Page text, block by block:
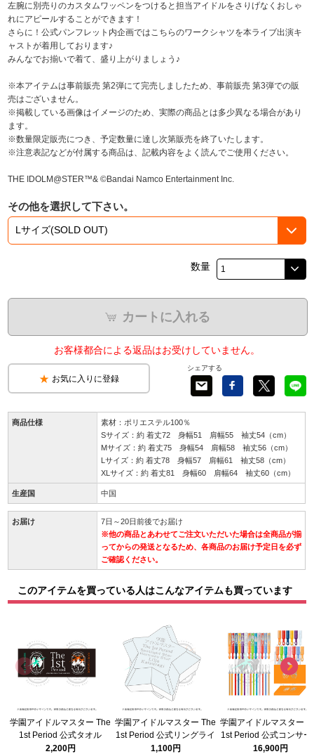
ラブライブ！
ラブライブ！サンシャイン‼
ラブライブ！スーパースター!!
アイドリッシュセブン
左腕に別売りのカスタムワッペンをつけると担当アイドルをさりげなくおしゃ
れにアピールすることができます！
さらに！公式パンフレット内企画ではこちらのワークシャツを本ライブ出演キ
ャストが着用しております♪
みんなでお揃いで着て、盛り上がりましょう♪
※本アイテムは事前販売 第2弾にて完売しましたため、事前販売 第3弾での販
売はございません。
※掲載している画像はイメージのため、実際の商品とは多少異なる場合があり
ます。
※数量限定販売につき、予定数量に達し次第販売を終了いたします。
※注意表記などが付属する商品は、記載内容をよく読んでご使用ください。
THE IDOLM@STER™& ©Bandai Namco Entertainment Inc.
その他を選択して下さい。
数量
カートに入れる
お客様都合による返品はお受けしていません。
お気に入りに登録
シェアする
商品仕様
素材：ポリエステル100％
Sサイズ：約 着丈72 身幅51 肩幅55 袖丈54（cm）
Mサイズ：約 着丈75 身幅54 肩幅58 袖丈56（cm）
Lサイズ：約 着丈78 身幅57 肩幅61 袖丈58（cm）
XLサイズ：約 着丈81 身幅60 肩幅64 袖丈60（cm）
生産国 中国
お届け
7日～20日前後でお届け
※他の商品とあわせてご注文いただいた場合は全商品が揃
ってからの発送となるため、各商品のお届け予定日を必ず
ご確認ください。
このアイテムを買っている人はこんなアイテムも買っています
学園アイドルマスター The
1st Period 公式タオル
2,200円
学園アイドルマスター The
1st Period 公式リングライ
ト(葛城 リーリヤ)
1,100円
学園アイドルマスター
1st Period 公式コンサー
ライト コンプリートセ
16,900円